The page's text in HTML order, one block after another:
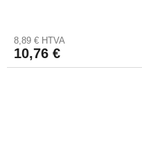
8,89 € HTVA
10,76 €